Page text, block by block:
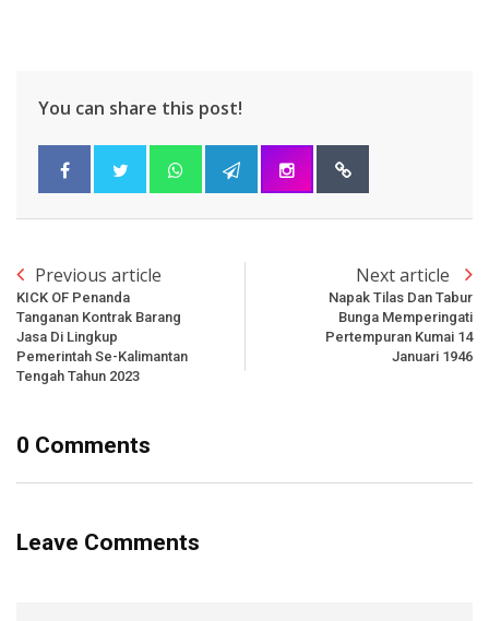
You can share this post!
Previous article
KICK OF Penanda
Tanganan Kontrak Barang
Jasa Di Lingkup
Pemerintah Se-Kalimantan
Tengah Tahun 2023
Next article
Napak Tilas Dan Tabur
Bunga Memperingati
Pertempuran Kumai 14
Januari 1946
0 Comments
Leave Comments